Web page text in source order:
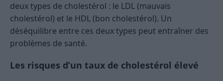
deux types de cholestérol : le LDL (mauvais
cholestérol) et le HDL (bon cholestérol). Un
déséquilibre entre ces deux types peut entraîner des
problèmes de santé.
Les risques d’un taux de cholestérol élevé